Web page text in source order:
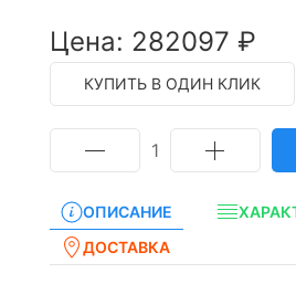
Цена: 282097 ₽
КУПИТЬ В ОДИН КЛИК
1
ОПИСАНИЕ
ДОСТАВКА